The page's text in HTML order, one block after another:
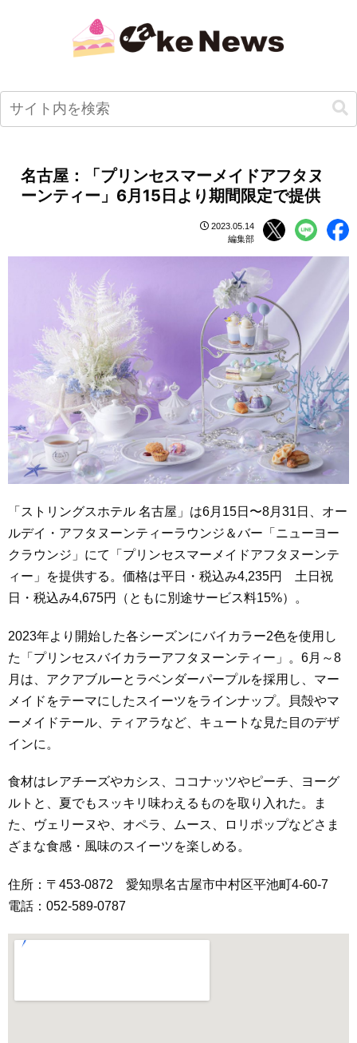
名古屋：「プリンセスマーメイドアフタヌ
ーンティー」6月15日より期間限定で提供
2023.05.14
編集部
「ストリングスホテル 名古屋」は6月15日〜8月31日、オー
ルデイ・アフタヌーンティーラウンジ＆バー「ニューヨー
クラウンジ」にて「プリンセスマーメイドアフタヌーンテ
ィー」を提供する。価格は平日・税込み4,235円 土日祝
日・税込み4,675円（ともに別途サービス料15%）。
2023年より開始した各シーズンにバイカラー2色を使用し
た「プリンセスバイカラーアフタヌーンティー」。6月～8
月は、アクアブルーとラベンダーパープルを採用し、マー
メイドをテーマにしたスイーツをラインナップ。貝殻やマ
ーメイドテール、ティアラなど、キュートな見た目のデザ
インに。
食材はレアチーズやカシス、ココナッツやピーチ、ヨーグ
ルトと、夏でもスッキリ味わえるものを取り入れた。ま
た、ヴェリーヌや、オペラ、ムース、ロリポップなどさま
ざまな食感・風味のスイーツを楽しめる。
住所：〒453-0872 愛知県名古屋市中村区平池町4-60-7
電話：052-589-0787